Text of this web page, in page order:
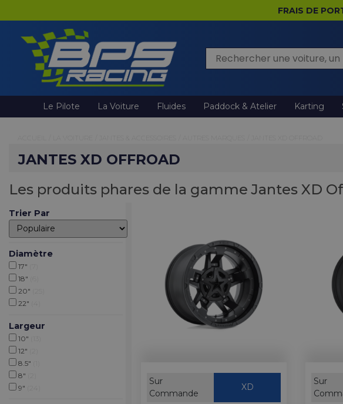
Rechercher
Le Pilote La Voiture Fluides Paddock & Atelier Karting
JANTES XD OFFROAD
Les produits phares de la gamme Jantes XD
Trier Par
Diamètre
17"
18"
20"
22"
Largeur
10"
12"
8.5"
8"
9"
Sur
Commande
XD
Sur